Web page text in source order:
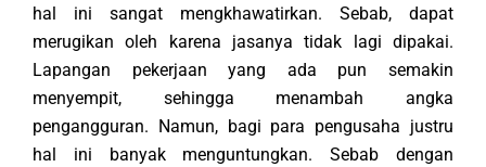
hal ini sangat mengkhawatirkan. Sebab, dapat
merugikan oleh karena jasanya tidak lagi dipakai.
Lapangan pekerjaan yang ada pun semakin
menyempit, sehingga menambah angka
pengangguran. Namun, bagi para pengusaha justru
hal ini banyak menguntungkan. Sebab dengan